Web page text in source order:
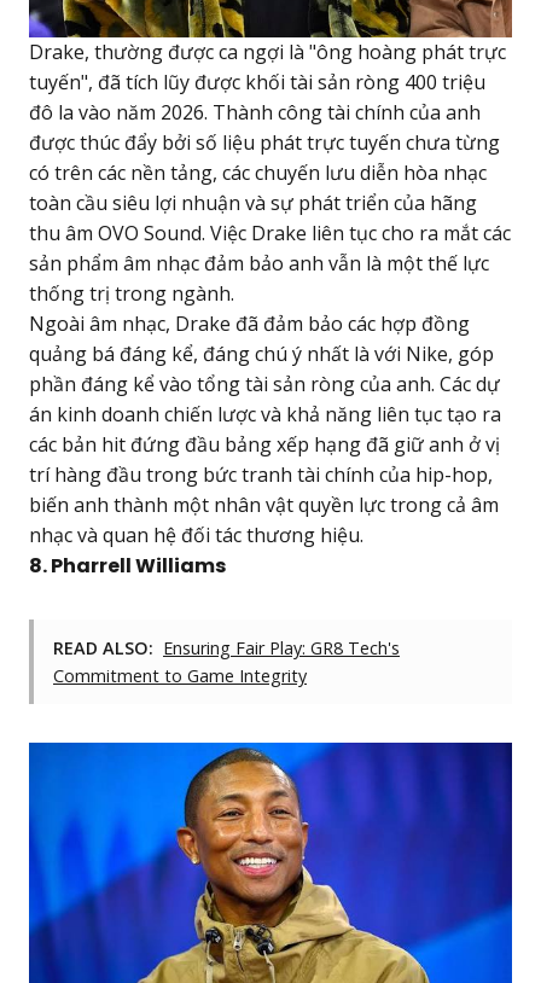
Drake, thường được ca ngợi là "ông hoàng phát trực
tuyến", đã tích lũy được khối tài sản ròng 400 triệu
đô la vào năm 2026. Thành công tài chính của anh
được thúc đẩy bởi số liệu phát trực tuyến chưa từng
có trên các nền tảng, các chuyến lưu diễn hòa nhạc
toàn cầu siêu lợi nhuận và sự phát triển của hãng
thu âm OVO Sound. Việc Drake liên tục cho ra mắt các
sản phẩm âm nhạc đảm bảo anh vẫn là một thế lực
thống trị trong ngành.
Ngoài âm nhạc, Drake đã đảm bảo các hợp đồng
quảng bá đáng kể, đáng chú ý nhất là với Nike, góp
phần đáng kể vào tổng tài sản ròng của anh. Các dự
án kinh doanh chiến lược và khả năng liên tục tạo ra
các bản hit đứng đầu bảng xếp hạng đã giữ anh ở vị
trí hàng đầu trong bức tranh tài chính của hip-hop,
biến anh thành một nhân vật quyền lực trong cả âm
nhạc và quan hệ đối tác thương hiệu.
8. Pharrell Williams
READ ALSO: Ensuring Fair Play: GR8 Tech's
Commitment to Game Integrity